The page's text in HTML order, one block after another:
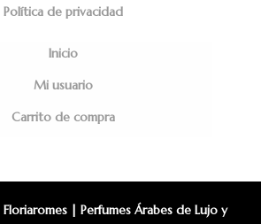
Política de privacidad
Inicio
Mi usuario
Carrito de compra
| Perfumes Árabes de Lujo y